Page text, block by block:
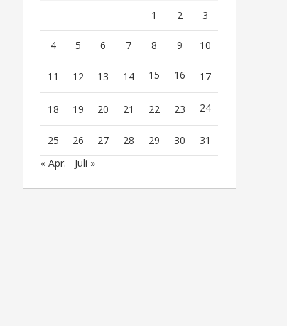
1 2 3
4 5 6 7 8 9 10
11 12 13 14 15 16 17
18 19 20 21 22 23 24
25 26 27 28 29 30
31
« Apr.
Juli »